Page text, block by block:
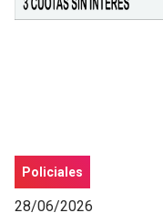
Policiales
28/06/2026